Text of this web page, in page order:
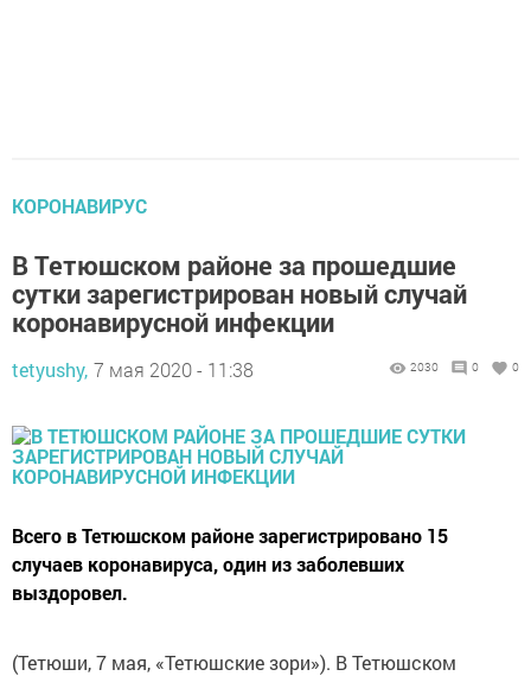
КОРОНАВИРУС
В Тетюшском районе за прошедшие
сутки зарегистрирован новый случай
коронавирусной инфекции
tetyushy, 7 мая 2020 - 11:38 2030 0 0
Всего в Тетюшском районе зарегистрировано 15
случаев коронавируса, один из заболевших
выздоровел.
(Тетюши, 7 мая, «Тетюшские зори»). В Тетюшском